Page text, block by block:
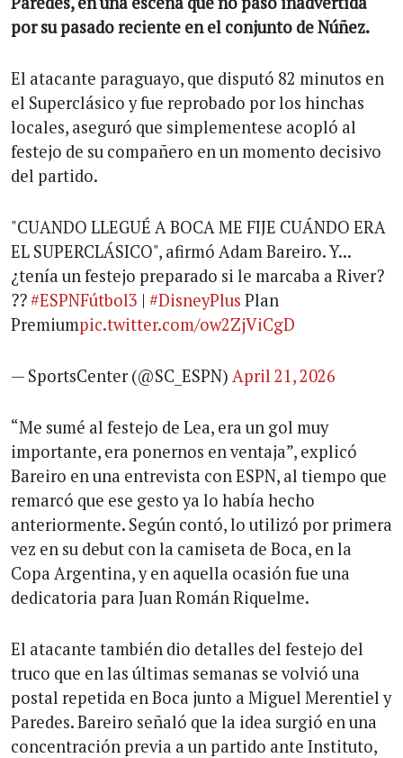
por su pasado reciente en el conjunto de Núñez.
El atacante paraguayo, que disputó 82 minutos en
el Superclásico y fue reprobado por los hinchas
locales, aseguró que simplementese acopló al
festejo de su compañero en un momento decisivo
del partido.
"CUANDO LLEGUÉ A BOCA ME FIJE CUÁNDO ERA
EL SUPERCLÁSICO", afirmó Adam Bareiro. Y...
¿tenía un festejo preparado si le marcaba a River?
??#ESPNFútbol3 | #DisneyPlus Plan
Premiumpic.twitter.com/ow2ZjViCgD
— SportsCenter (@SC_ESPN) April 21, 2026
“Me sumé al festejo de Lea, era un gol muy
importante, era ponernos en ventaja”, explicó
Bareiro en una entrevista con ESPN, al tiempo que
remarcó que ese gesto ya lo había hecho
anteriormente. Según contó, lo utilizó por primera
vez en su debut con la camiseta de Boca, en la
Copa Argentina, y en aquella ocasión fue una
dedicatoria para Juan Román Riquelme.
El atacante también dio detalles del festejo del
truco que en las últimas semanas se volvió una
postal repetida en Boca junto a Miguel Merentiel y
Paredes. Bareiro señaló que la idea surgió en una
concentración previa a un partido ante Instituto,